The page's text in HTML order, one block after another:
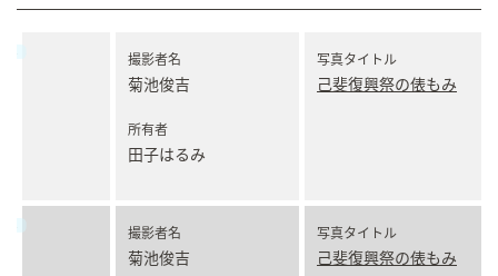
撮影者名
菊池俊吉
所有者
田子はるみ
写真タイトル
己斐復興祭の俵もみ
撮影者名
菊池俊吉
写真タイトル
己斐復興祭の俵もみ